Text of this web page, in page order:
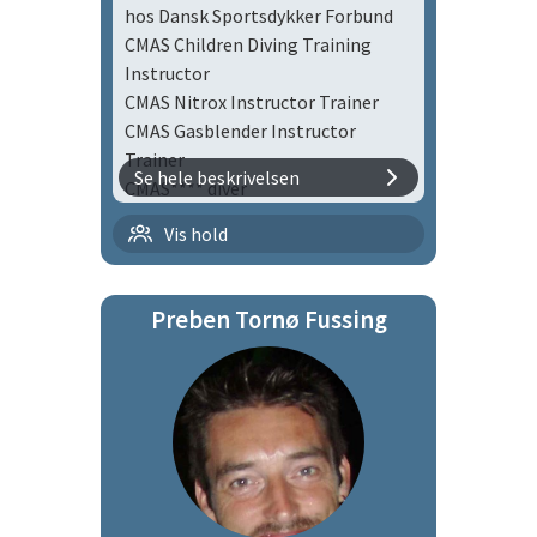
2010 CMAS** Snorkel Diver
2010 CMAS* Snorkel Diver
hos Dansk Sportsdykker Forbund
CMAS Children Diving Training
Instructor
CMAS Nitrox Instructor Trainer
CMAS Gasblender Instructor
Trainer
CMAS**** diver
Se hele beskrivelsen
Vis hold
Flaskedykning med børn |
flbø
Tirsdagsholdet
Preben Tornø Fussing